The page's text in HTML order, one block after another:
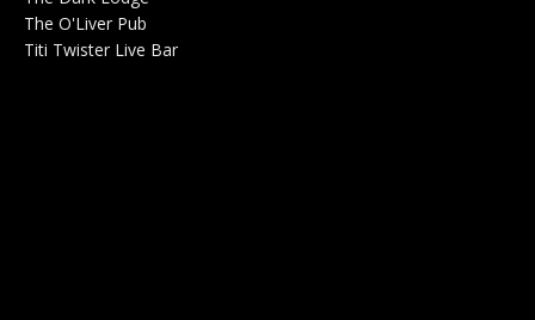
The O'Liver Pub
Titi Twister Live Bar